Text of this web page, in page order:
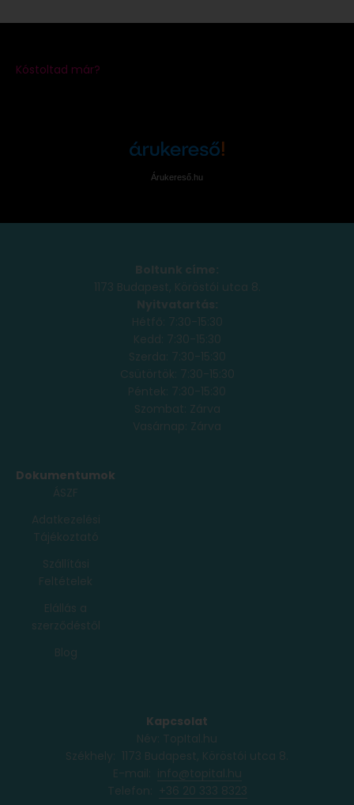
Árukereső.hu
Boltunk címe:
1173 Budapest, Köröstói utca 8.
Nyitvatartás:
Hétfő: 7:30-15:30
Kedd: 7:30-15:30
Szerda: 7:30-15:30
Csütörtök: 7:30-15:30
Péntek: 7:30-15:30
Szombat: Zárva
Vasárnap: Zárva
Dokumentumok
ÁSZF
Adatkezelési
Tájékoztató
Szállítási
Feltételek
Elállás a
szerződéstől
Blog
Kapcsolat
Név: TopItal.hu
Székhely: 1173 Budapest, Köröstói utca 8.
E-mail: info@topital.hu
Telefon: ‭
+36 20 333 8323